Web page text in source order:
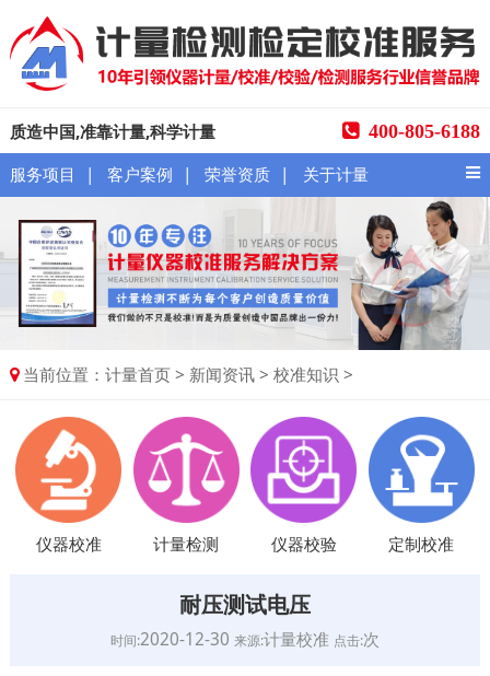
质造中国,准靠计量,科学计量 400-805-6188
服务项目 | 客户案例 | 荣誉资质 | 关于计量
当前位置：计量首页 > 新闻资讯 >校准知识 >
仪器校准 计量检测 仪器校验 定制校准
耐压测试电压
时间:2020-12-30 来源:计量校准 点击:次